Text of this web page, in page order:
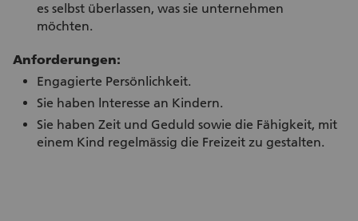
es selbst überlassen, was sie unternehmen
möchten.
Anforderungen:
Engagierte Persönlichkeit.
Sie haben lnteresse an Kindern.
Sie haben Zeit und Geduld sowie die Fähigkeit, mit
einem Kind regelmässig die Freizeit zu gestalten.